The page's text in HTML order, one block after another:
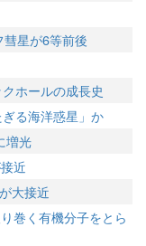
星が6等前後
ホールの成長史
る海洋惑星」か
増光
近
大接近
巻く有機分子をとら